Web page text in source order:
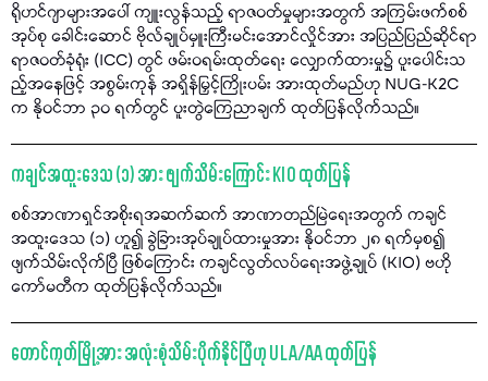
ရိုဟင်ဂျာများအပေါ် ကျူးလွန်သည့် ရာဇဝတ်မှုများအတွက် အကြမ်းဖက်စစ်
အုပ်စု ခေါင်းဆောင် ဗိုလ်ချုပ်မှူးကြီးမင်းအောင်လှိုင်အား အပြည်ပြည်ဆိုင်ရာ
ရာဇဝတ်ခုံရုံး (ICC) တွင် ဖမ်းဝရမ်းထုတ်ရေး လျှောက်ထားမှု၌ ပူးပေါင်းသ
ည့်အနေဖြင့် အစွမ်းကုန် အရှိန်မြှင့်ကြိုးပမ်း အားထုတ်မည်ဟု NUG-K2C
က နိုဝင်ဘာ ၃၀ ရက်တွင် ပူးတွဲကြေညာချက် ထုတ်ပြန်လိုက်သည်။
ကချင်အထူးဒေသ (၁) အား ဖျက်သိမ်းကြောင်း KIO ထုတ်ပြန်
စစ်အာဏာရှင်အစိုးရအဆက်ဆက် အာဏာတည်မြဲရေးအတွက် ကချင်
အထူးဒေသ (၁) ဟူ၍ ခွဲခြားအုပ်ချုပ်ထားမှုအား နိုဝင်ဘာ ၂၈ ရက်မှစ၍
ဖျက်သိမ်းလိုက်ပြီ ဖြစ်ကြောင်း ကချင်လွတ်လပ်ရေးအဖွဲ့ချုပ် (KIO) ဗဟို
ကော်မတီက ထုတ်ပြန်လိုက်သည်။
တောင်ကုတ်မြို့အား အလုံးစုံသိမ်းပိုက်နိုင်ပြီဟု ULA/AA ထုတ်ပြန်